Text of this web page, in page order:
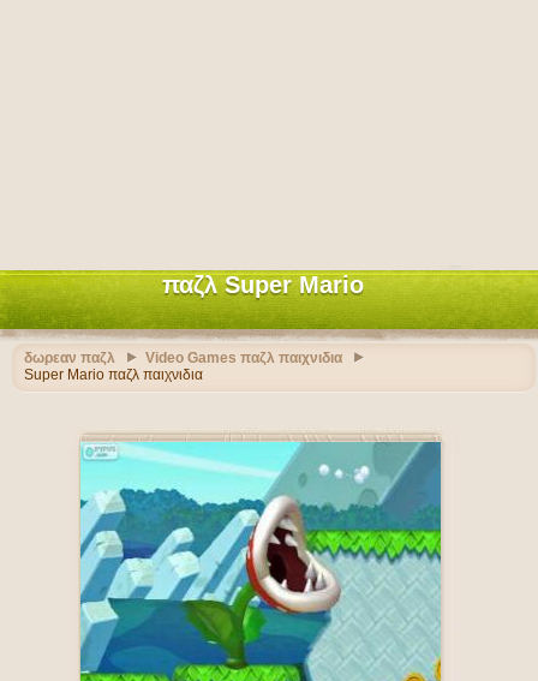
παζλ Super Mario
δωρεαν παζλ
Video Games παζλ παιχνιδια
Super Mario παζλ παιχνιδια